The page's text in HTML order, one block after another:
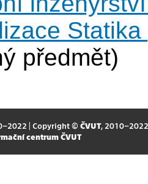
předmět)
| Copyright © ČVUT, 2010–2022
centrum ČVUT